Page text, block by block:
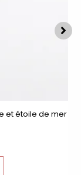
et étoile de mer